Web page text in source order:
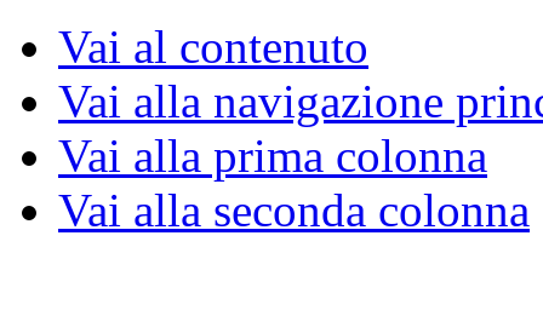
Vai al contenuto
Vai alla navigazione
Vai alla prima colonna
Vai alla seconda colonna